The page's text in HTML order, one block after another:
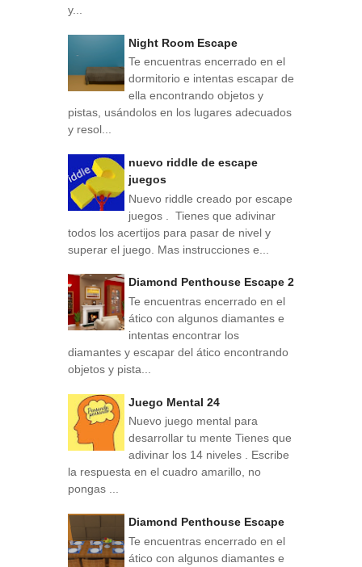
y...
Night Room Escape
Te encuentras encerrado en el
dormitorio e intentas escapar de
ella encontrando objetos y
pistas, usándolos en los lugares adecuados
y resol...
nuevo riddle de escape
juegos
Nuevo riddle creado por escape
juegos . Tienes que adivinar
todos los acertijos para pasar de nivel y
superar el juego. Mas instrucciones e...
Diamond Penthouse Escape 2
Te encuentras encerrado en el
ático con algunos diamantes e
intentas encontrar los
diamantes y escapar del ático encontrando
objetos y pista...
Juego Mental 24
Nuevo juego mental para
desarrollar tu mente Tienes que
adivinar los 14 niveles . Escribe
la respuesta en el cuadro amarillo, no
pongas ...
Diamond Penthouse Escape
Te encuentras encerrado en el
ático con algunos diamantes e